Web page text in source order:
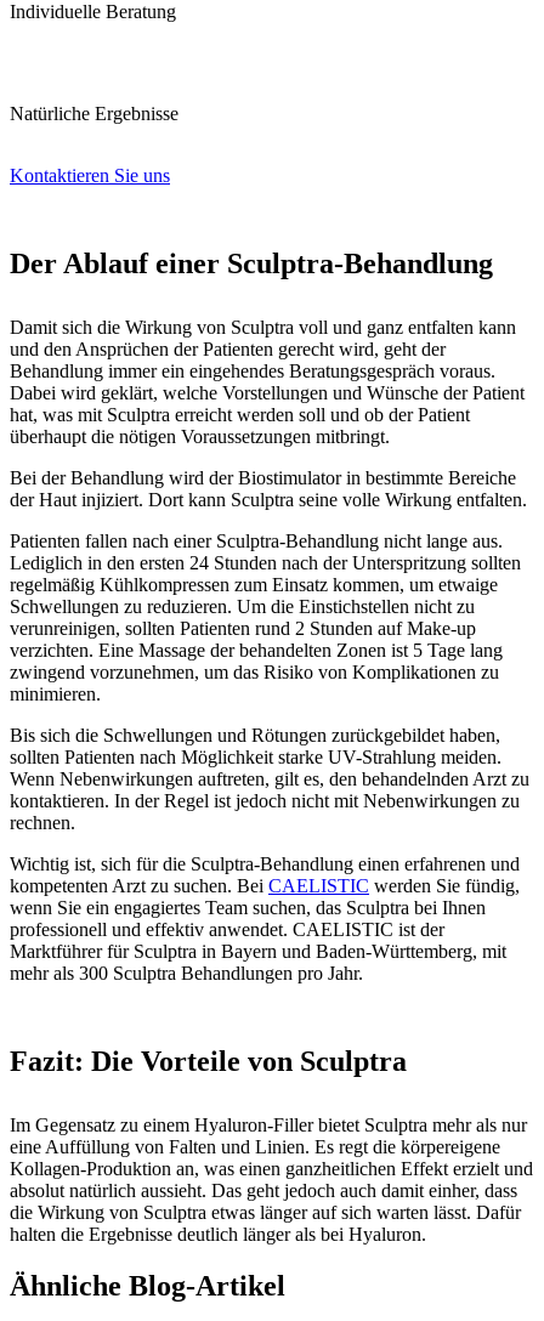
Individuelle Beratung
Natürliche Ergebnisse
Kontaktieren Sie uns
Der Ablauf einer Sculptra-Behandlung
Damit sich die Wirkung von Sculptra voll und ganz entfalten kann
und den Ansprüchen der Patienten gerecht wird, geht der
Behandlung immer ein eingehendes Beratungsgespräch voraus.
Dabei wird geklärt, welche Vorstellungen und Wünsche der Patient
hat, was mit Sculptra erreicht werden soll und ob der Patient
überhaupt die nötigen Voraussetzungen mitbringt.
Bei der Behandlung wird der Biostimulator in bestimmte Bereiche
der Haut injiziert. Dort kann Sculptra seine volle Wirkung entfalten.
Patienten fallen nach einer Sculptra-Behandlung nicht lange aus.
Lediglich in den ersten 24 Stunden nach der Unterspritzung sollten
regelmäßig Kühlkompressen zum Einsatz kommen, um etwaige
Schwellungen zu reduzieren. Um die Einstichstellen nicht zu
verunreinigen, sollten Patienten rund 2 Stunden auf Make-up
verzichten. Eine Massage der behandelten Zonen ist 5 Tage lang
zwingend vorzunehmen, um das Risiko von Komplikationen zu
minimieren.
Bis sich die Schwellungen und Rötungen zurückgebildet haben,
sollten Patienten nach Möglichkeit starke UV-Strahlung meiden.
Wenn Nebenwirkungen auftreten, gilt es, den behandelnden Arzt zu
kontaktieren. In der Regel ist jedoch nicht mit Nebenwirkungen zu
rechnen.
Wichtig ist, sich für die Sculptra-Behandlung einen erfahrenen und
kompetenten Arzt zu suchen. Bei CAELISTIC werden Sie fündig,
wenn Sie ein engagiertes Team suchen, das Sculptra bei Ihnen
professionell und effektiv anwendet. CAELISTIC ist der
Marktführer für Sculptra in Bayern und Baden-Württemberg, mit
mehr als 300 Sculptra Behandlungen pro Jahr.
Fazit: Die Vorteile von Sculptra
Im Gegensatz zu einem Hyaluron-Filler bietet Sculptra mehr als nur
eine Auffüllung von Falten und Linien. Es regt die körpereigene
Kollagen-Produktion an, was einen ganzheitlichen Effekt erzielt und
absolut natürlich aussieht. Das geht jedoch auch damit einher, dass
die Wirkung von Sculptra etwas länger auf sich warten lässt. Dafür
halten die Ergebnisse deutlich länger als bei Hyaluron.
Ähnliche Blog-Artikel